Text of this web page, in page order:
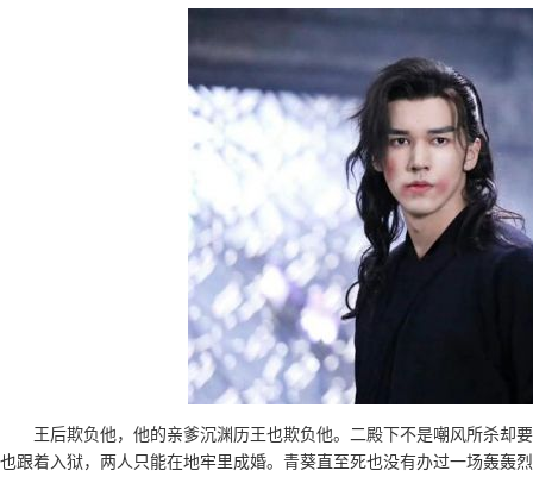
王后欺负他，他的亲爹沉渊历王也欺负他。二殿下不是嘲风所杀却
也跟着入狱，两人只能在地牢里成婚。青葵直至死也没有办过一场轰轰